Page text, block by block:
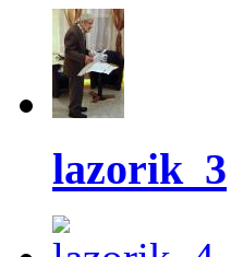
lazorik_3